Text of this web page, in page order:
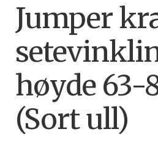
Jumper
høyde 63-
(Sort ull)